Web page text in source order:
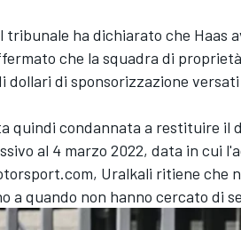
tribunale ha dichiarato che Haas
che la squadra di
dollari di sponsorizzazione
quindi condannata a restituire il
al 4 marzo 2022, data in cui
Uralkali ritiene che
a quando non hanno cercato di